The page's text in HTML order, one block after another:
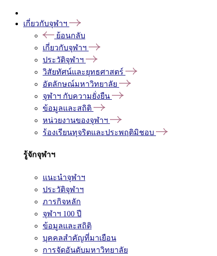
เกี่ยวกับจุฬาฯ
ย้อนกลับ
เกี่ยวกับจุฬาฯ
ประวัติจุฬาฯ
วิสัยทัศน์และยุทธศาสตร์
อัตลักษณ์มหาวิทยาลัย
จุฬาฯ กับความยั่งยืน
ข้อมูลและสถิติ
หน่วยงานของจุฬาฯ
ร้องเรียนทุจริตและประพฤติมิชอบ
รู้จักจุฬาฯ
แนะนำจุฬาฯ
ประวัติจุฬาฯ
ภารกิจหลัก
จุฬาฯ 100 ปี
ข้อมูลและสถิติ
บุคคลสำคัญที่มาเยือน
การจัดอันดับมหาวิทยาลัย